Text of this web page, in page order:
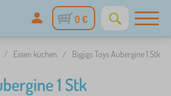
0 €
/ Essen küchen / Bigjigs Toys Aubergine 1 Stk
1 Stk